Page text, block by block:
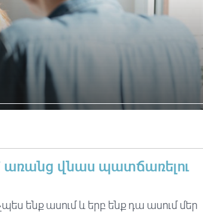
առանց վնաս պատճառելու
ենք ասում և երբ ենք դա ասում մեր